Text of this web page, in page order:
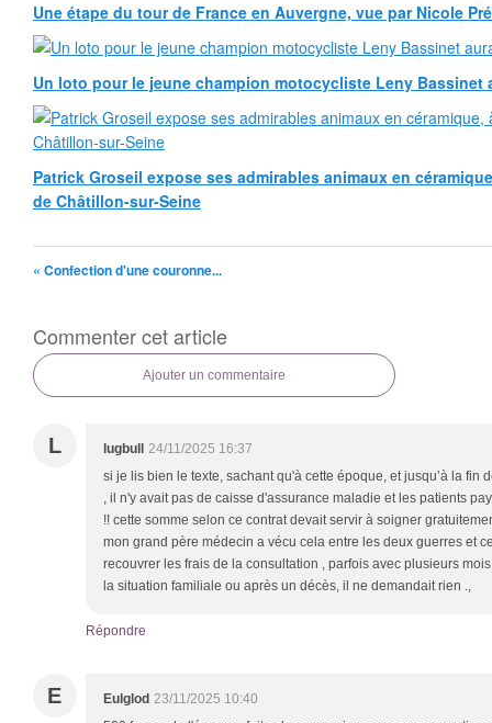
Une étape du tour de France en Auvergne, vue par Nicole
Un loto pour le jeune champion motocycliste Leny Bassinet
Patrick Groseil expose ses admirables animaux en
de Châtillon-sur-Seine
« Confection d'une couronne...
Commenter cet article
Ajouter un commentaire
L lugbull
24/11/2025 16:37
si je lis bien le texte, sachant qu'à cette époque, et jusqu’à la fin
, il n'y avait pas de caisse d'assurance maladie et les patients
!! cette somme selon ce contrat devait servir à soigner
mon grand père médecin a vécu cela entre les deux guerres et
recouvrer les frais de la consultation , parfois avec plusieurs
la situation familiale ou après un décès, il ne demandait rien .,
Répondre
E Eulglod 23/11/2025 10:40